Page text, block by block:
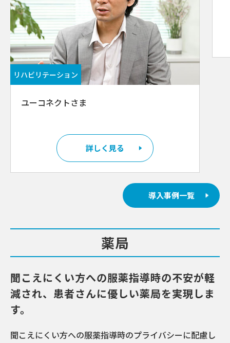
リハビリテーション
ユーコネクトさま
詳しく見る
導入事例一覧
薬局
聞こえにくい方への服薬指導時の不安が軽
減され、患者さんに優しい薬局を実現しま
す。
聞こえにくい方への服薬指導時のプライバシーに配慮し